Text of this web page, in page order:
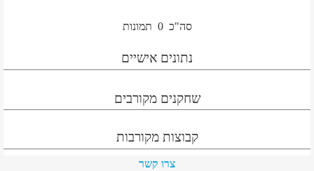
סה"כ 0 תמונות
נתונים אישיים
שחקנים מקורבים
קבוצות מקורבות
צרו קשר